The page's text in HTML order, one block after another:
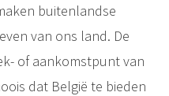
buitenlandse
van ons land. De
of aankomstpunt van
dat België te bieden